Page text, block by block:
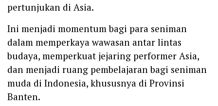
pertunjukan di Asia.
‎Ini menjadi momentum bagi para seniman
dalam memperkaya wawasan antar lintas
budaya, memperkuat jejaring performer Asia,
dan menjadi ruang pembelajaran bagi seniman
muda di Indonesia, khususnya di Provinsi
Banten.